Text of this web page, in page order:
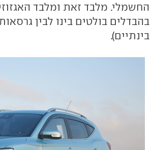
החשמלי. מלבד זאת ומלבד
בהבדלים בולטים בינו לבין
בינתיים).